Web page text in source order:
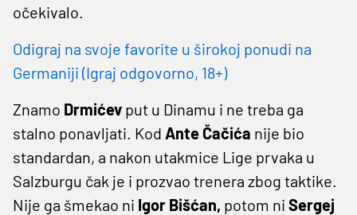
očekivalo.
Odigraj na svoje favorite u širokoj ponudi na
Germaniji (Igraj odgovorno, 18+)
Znamo Drmićev put u Dinamu i ne treba ga
stalno ponavljati. Kod Ante Čačića nije bio
standardan, a nakon utakmice Lige prvaka u
Salzburgu čak je i prozvao trenera zbog taktike.
Nije ga šmekao ni Igor Bišćan, potom ni Sergej